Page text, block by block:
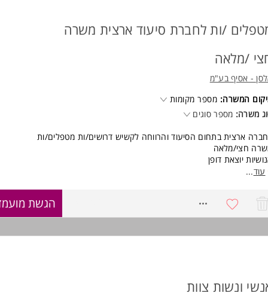
/ות לחברת סיעוד ארצית משרה
/מלאה
- אסיף בע"מ
המשרה: מספר מקומות
משרה: מספר סוגים
ארצית בתחום הסיעוד והרווחה לקשיש דרושים/ות מטפלים/ות
חצי/מלאה
יוצאת דופן
דרישות:
אוהבים עבודה מאתגרת ומגוונת
בעלי תחושת שליחות פנימית
עוד...
הגשת
ונשות צוות